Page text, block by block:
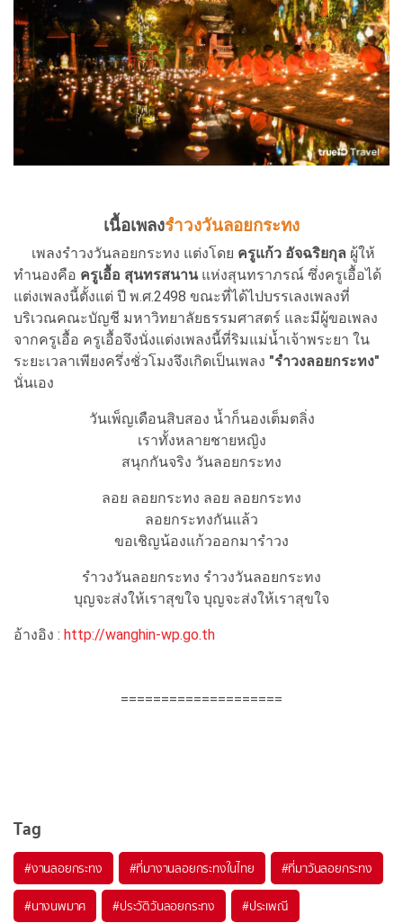
เนื้อเพลงรำวงวันลอยกระทง
เพลงรำวงวันลอยกระทง แต่งโดย ครูแก้ว อัจฉริยกุล ผู้ให้
ทำนองคือ ครูเอื้อ สุนทรสนานแห่งสุนทราภรณ์ ซึ่งครูเอื้อได้
แต่งเพลงนี้ตั้งแต่ ปี พ.ศ.2498 ขณะที่ได้ไปบรรเลงเพลงที่
บริเวณคณะบัญชี มหาวิทยาลัยธรรมศาสตร์ และมีผู้ขอเพลง
จากครูเอื้อ ครูเอื้อจึงนั่งแต่งเพลงนี้ที่ริมแม่น้ำเจ้าพระยา ใน
ระยะเวลาเพียงครึ่งชั่วโมงจึงเกิดเป็นเพลง "รำวงลอยกระทง"
นั่นเอง
วันเพ็ญเดือนสิบสอง น้ำก็นองเต็มตลิ่ง
เราทั้งหลายชายหญิง
สนุกกันจริง วันลอยกระทง
ลอย ลอยกระทง ลอย ลอยกระทง
ลอยกระทงกันแล้ว
ขอเชิญน้องแก้วออกมารำวง
รำวงวันลอยกระทง รำวงวันลอยกระทง
บุญจะส่งให้เราสุขใจ บุญจะส่งให้เราสุขใจ
อ้างอิง : http://wanghin-wp.go.th
====================
Tag
#งานลอยกระทง #ที่มางานลอยกระทงในไทย #ที่มาวันลอยกระทง
#นางนพมาศ #ประวัติวันลอยกระทง #ประเพณี